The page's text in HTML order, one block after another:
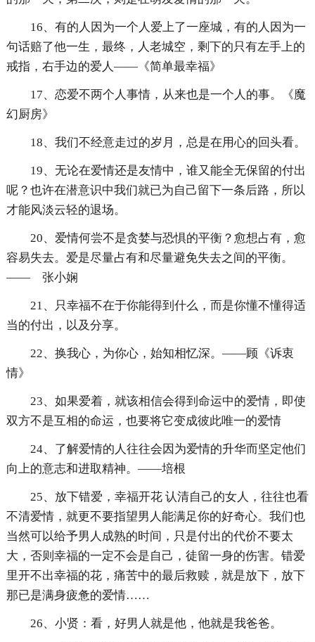
16、有的人因为一个人爱上了一座城，有的人因为一
句话赔了他一生，最终，人老城空，剩下的只有左手上的
戒指，右手边的爱人——《简单最幸福》
17、恋爱不两个人事情，从来也是一个人的事。《魔
幻厨房》
18、我们不经意走过的岁月，总是在用心的回头看。
19、无论在爱情还是友情中，谁又能全无保留的付出
呢？也许在潜意识中我们就已为自己留下一条后路，所以
才能风淡云轻的退场。
20、爱情何尝不是贪婪与恐惧的平衡？愈想占有，愈
容易失去。爱是尽量占有和尽量避免失去之间的平衡。
—— 张小娴
21、只幸福不在于你能得到什么，而是你懂不懂得适
当的付出，以及分享。
22、换我心，为你心，始知相忆深。——顾《诉衷
情》
23、如果爱着，就该相信会得到命运中的爱情，即使
双方不是互相的命运，也要将它变成彼此唯一的爱情
24、了解爱情的人往往会因为爱情的升华而坚定他们
向上的意志和进取精神。——培根
25、放下错爱，幸福开花 认清自己的女人，往往也看
不清爱情，就更不要指望男人能满足你的好奇心。我们也
当然可以给予男人成熟的时间，只是付出的代价不要太
大，否则幸福的一定不会是自己，徒留一身的伤害。错爱
里开不出幸福的花，痛苦中的最后救赎，就是放下，放下
那已是满身疲惫的爱情……
26、小贤：看，好男人就是他，他就是我爸爸。